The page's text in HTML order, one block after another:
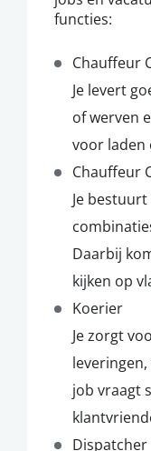
functies:
Chauffeur
Je levert
of werven
voor laden
Chauffeur
Je
Daarbij
kijken op
Koerier
Je zorgt
job vraagt
Dispatcher